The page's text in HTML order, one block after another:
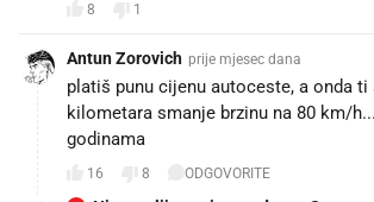
8 1
Antun Zorovich prije mjesec dana
platiš punu cijenu autoceste, a onda ti
kilometara smanje brzinu na 80 km/
godinama
16 8 ODGOVORITE